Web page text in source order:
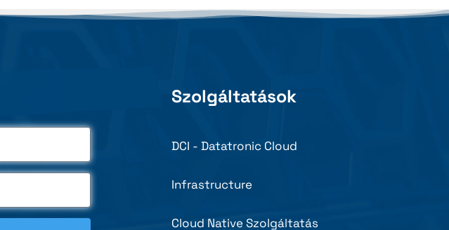
Szolgáltatások
DCI - Datatronic Cloud
Infrastructure
Cloud Native Szolgáltatás